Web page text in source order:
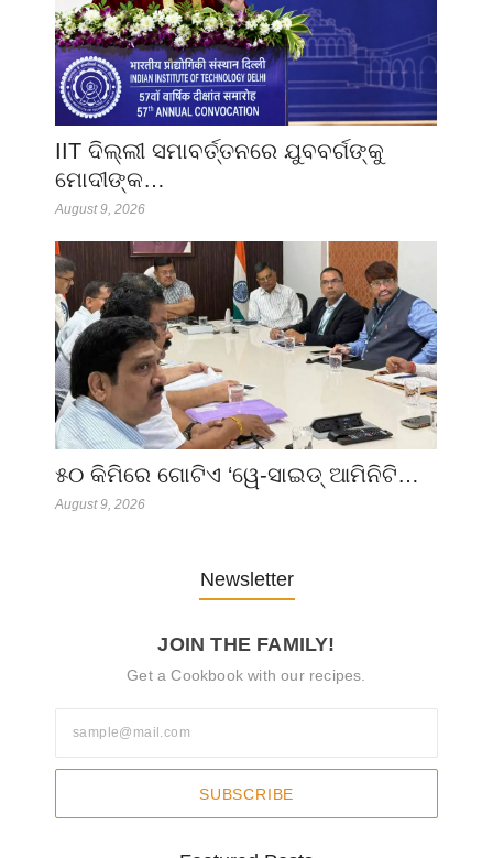
IIT ଦିଲ୍ଲୀ ସମାବର୍ତ୍ତନରେ ଯୁବବର୍ଗଙ୍କୁ
ମୋଦୀଙ୍କ…
August 9, 2026
୫୦ କିମିରେ ଗୋଟିଏ ‘ୱେ-ସାଇଡ୍ ଆମିନିଟି…
August 9, 2026
Newsletter
JOIN THE FAMILY!
Get a Cookbook with our recipes.
SUBSCRIBE